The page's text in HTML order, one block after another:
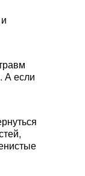
А если